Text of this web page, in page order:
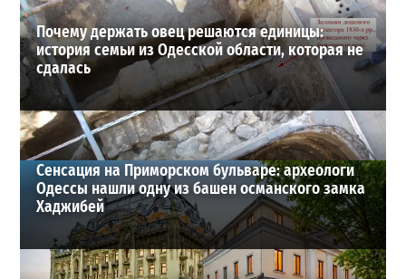
Почему держать овец решаются единицы:
история семьи из Одесской области, которая не
сдалась
Сенсация на Приморском бульваре: археологи
Одессы нашли одну из башен османского замка
Хаджибей